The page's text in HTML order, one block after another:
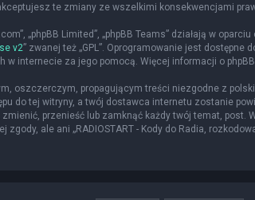
te zmiany ze wszelkimi konsekwencjami
„phpBB Limited”, „phpBB Teams” działają w
v2” zwanej też „GPL”. Oprogramowanie jest dostępne
internecie za jego pomocą. Więcej informacji o
oszczerczym, propagującym treści niezgodne z
do tej witryny, a twój dostawca internetu zostanie
przenieść lub zamknąć każdy twój temat,
ale ani „RADIOSTART - Kody do Radia,